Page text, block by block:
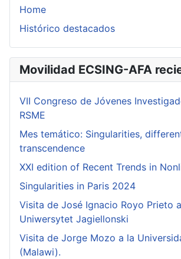
Home
Histórico destacados
Movilidad ECSING-AFA
VII Congreso de Jóvenes
RSME
Mes temático: Singularities,
transcendence
XXI edition of Recent Trends in
Singularities in Paris 2024
Visita de José Ignacio Royo Prieto
Uniwersytet Jagiellonski
Visita de Jorge Mozo a la
(Malawi).